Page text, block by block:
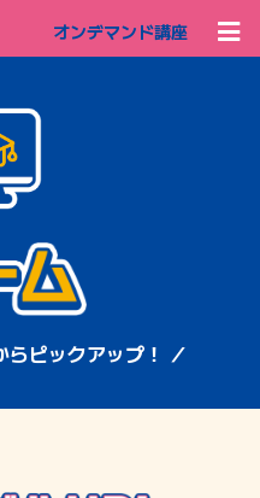
オンデマンド講座
らピックアップ！ ／